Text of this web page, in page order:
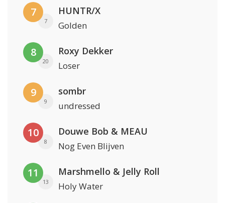
7
7
HUNTR/X
Golden
8
20
Roxy Dekker
Loser
9
9
sombr
undressed
10
8
Douwe Bob & MEAU
Nog Even Blijven
11
13
Marshmello & Jelly Roll
Holy Water